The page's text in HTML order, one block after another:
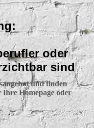
oder
sind
und finden
Ihre Homepage oder